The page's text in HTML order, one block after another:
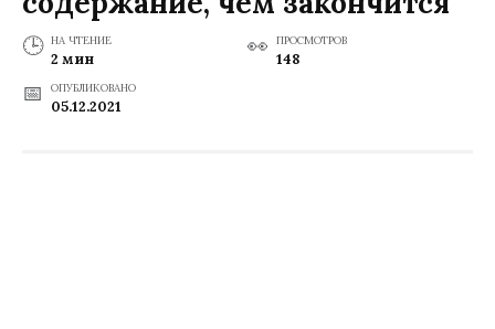
НА ЧТЕНИЕ
2 мин
ПРОСМОТРОВ
148
ОПУБЛИКОВАНО
05.12.2021